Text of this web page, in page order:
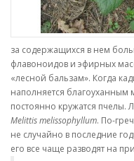
за содержащихся в нем
флавоноидов и эфирных
«лесной бальзам». Когда
наполняется
постоянно кружатся пчелы.
Melittis melissophyllum. По-
не случайно в последние
его все чаще разводят на